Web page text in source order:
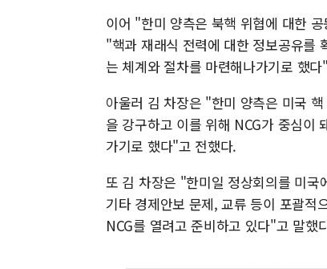
이어 "한미 양측은 북핵 위협에 대한
"핵과 재래식 전력에 대한 정보공유를
는 체계와 절차를 마련해나가기로 했
아울러 김 차장은 "한미 양측은 미국
을 강구하고 이를 위해 NCG가 중심이
가기로 했다"고 전했다.
또 김 차장은 "한미일 정상회의를 미국
기타 경제안보 문제, 교류 등이 포괄
NCG를 열려고 준비하고 있다"고 말했